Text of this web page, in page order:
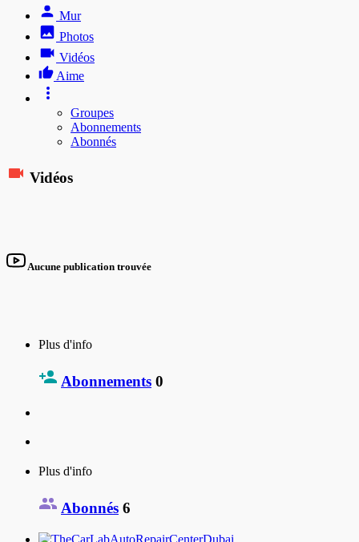
Mur
Photos
Vidéos
Aime
Groupes
Abonnements
Abonnés
Vidéos
Aucune publication trouvée
Plus d'info
Abonnements 0
Plus d'info
Abonnés 6